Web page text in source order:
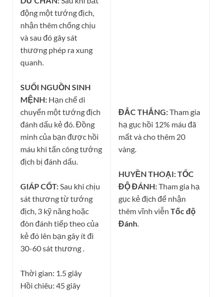
động một tướng địch,
nhận thêm chống chịu
và sau đó gây sát
thương phép ra xung
quanh.
SUỐI NGUỒN SINH
MỆNH: Hạn chế di
chuyển một tướng địch
đánh dấu kẻ đó. Đồng
minh của bạn được hồi
máu khi tấn công tướng
địch bị đánh dấu.
GIÁP CỐT: Sau khi chịu
sát thương từ tướng
địch, 3 kỹ năng hoặc
đòn đánh tiếp theo của
kẻ đó lên bạn gây ít đi
30-60 sát thương .
Thời gian: 1.5 giây
Hồi chiêu: 45 giây
ĐẮC THẮNG:Tham gia
hạ gục hồi 12% máu đã
mất và cho thêm 20
vàng.
HUYỀN THOẠI: TỐC
ĐỘ ĐÁNH:Tham gia hạ
gục kẻ địch để nhận
thêm vĩnh viễn Tốc độ
Đánh